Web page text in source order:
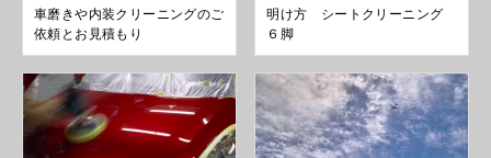
車磨きや内装クリーニングのご
依頼とお見積もり
明け方 シートクリーニング
６脚